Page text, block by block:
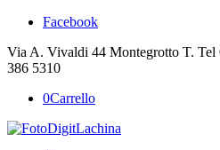
Facebook
Via A. Vivaldi 44 Montegrotto T. Tel
386 5310
0Carrello